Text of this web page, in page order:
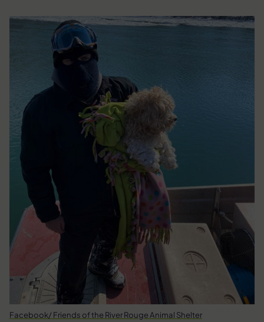
Facebook/ Friends of the River Rouge Animal Shelter